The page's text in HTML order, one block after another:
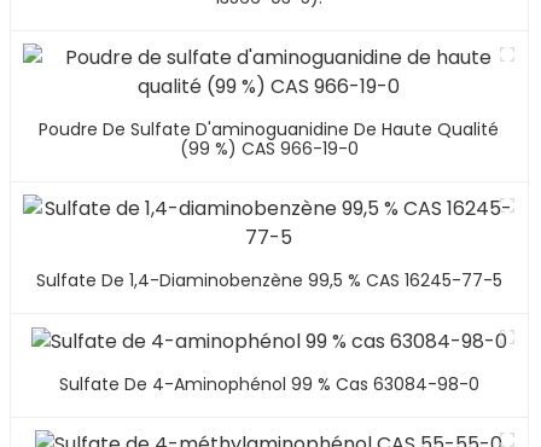
Poudre De Sulfate D'aminoguanidine De Haute Qualité
(99 %) CAS 966-19-0
Sulfate De 1,4-Diaminobenzène 99,5 % CAS 16245-77-5
Sulfate De 4-Aminophénol 99 % Cas 63084-98-0